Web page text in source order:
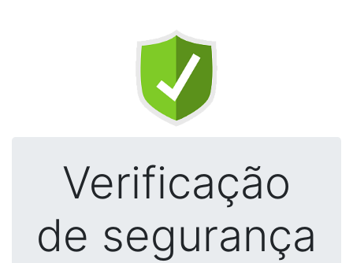
Verificação
de segurança